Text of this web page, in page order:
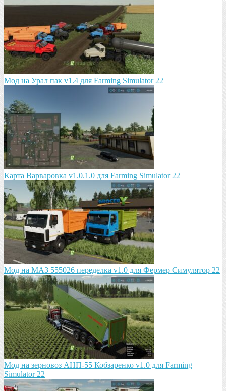
Мод на Урал пак v1.4 для Farming Simulator 22
Карта Варваровка v1.0.1.0 для Farming Simulator 22
Мод на МАЗ 555026 пeрeдeлка v1.0 для Фермер Симулятор 22
Мод на зeрновоз АНП-55 Кобзарeнко v1.0 для Farming
Simulator 22